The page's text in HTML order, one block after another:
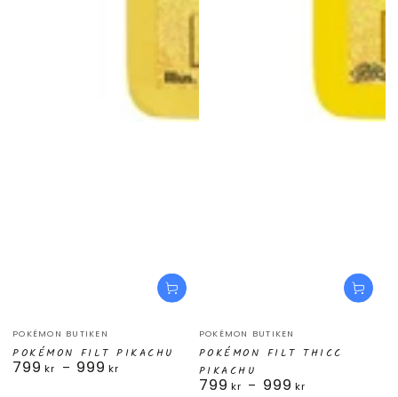
Säljare:
POKÉMON BUTIKEN
POKÉMON FILT PIKACHU
Ordinarie
799 kr 999 kr
Säljare:
POKÉMON BUTIKEN
POKÉMON FILT THICC
PIKACHU
Ordinarie
799 kr 999 kr